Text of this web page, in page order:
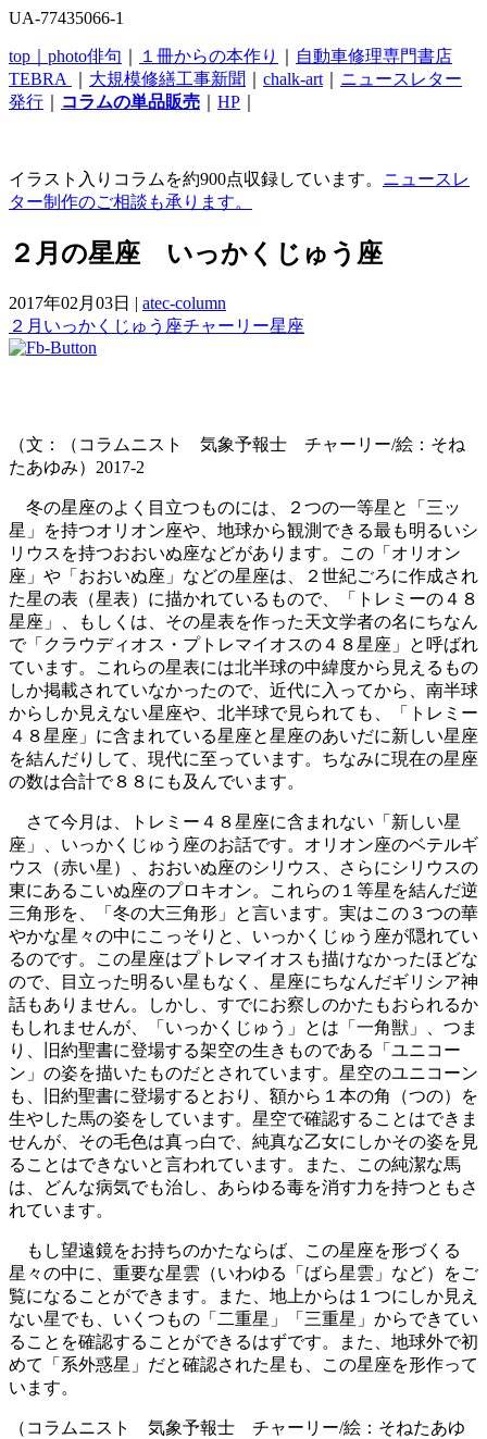
UA-77435066-1
top｜ photo俳句 １冊からの本作り
自動車修理専門書店
TEBRA
大規模修繕工事新聞 chalk-art
ニュースレター
発行
コラムの単品販売 HP
イラスト入りコラムを約900点収録しています。 ニュースレ
ター制作のご相談も承ります。
２月の星座 いっかくじゅう座
2017年02月03日 | atec-column
２月 いっかくじゅう座チャーリー星座
（文：（コラムニスト 気象予報士 チャーリー/絵：そね
たあゆみ）2017-2
冬の星座のよく目立つものには、２つの一等星と「三ッ
星」を持つオリオン座や、地球から観測できる最も明るいシ
リウスを持つおおいぬ座などがあります。この「オリオン
座」や「おおいぬ座」などの星座は、２世紀ごろに作成され
た星の表（星表）に描かれているもので、「トレミーの４８
星座」、もしくは、その星表を作った天文学者の名にちなん
で「クラウディオス・プトレマイオスの４８星座」と呼ばれ
ています。これらの星表には北半球の中緯度から見えるもの
しか掲載されていなかったので、近代に入ってから、南半球
からしか見えない星座や、北半球で見られても、「トレミー
４８星座」に含まれている星座と星座のあいだに新しい星座
を結んだりして、現代に至っています。ちなみに現在の星座
の数は合計で８８にも及んでいます。
さて今月は、トレミー４８星座に含まれない「新しい星
座」、いっかくじゅう座のお話です。オリオン座のベテルギ
ウス（赤い星）、おおいぬ座のシリウス、さらにシリウスの
東にあるこいぬ座のプロキオン。これらの１等星を結んだ逆
三角形を、「冬の大三角形」と言います。実はこの３つの華
やかな星々の中にこっそりと、いっかくじゅう座が隠れてい
るのです。この星座はプトレマイオスも描けなかったほどな
ので、目立った明るい星もなく、星座にちなんだギリシア神
話もありません。しかし、すでにお察しのかたもおられるか
もしれませんが、「いっかくじゅう」とは「一角獣」、つま
り、旧約聖書に登場する架空の生きものである「ユニコー
ン」の姿を描いたものだとされています。星空のユニコーン
も、旧約聖書に登場するとおり、額から１本の角（つの）を
生やした馬の姿をしています。星空で確認することはできま
せんが、その毛色は真っ白で、純真な乙女にしかその姿を見
ることはできないと言われています。また、この純潔な馬
は、どんな病気でも治し、あらゆる毒を消す力を持つともさ
れています。
もし望遠鏡をお持ちのかたならば、この星座を形づくる
星々の中に、重要な星雲（いわゆる「ばら星雲」など）をご
覧になることができます。また、地上からは１つにしか見え
ない星でも、いくつもの「二重星」「三重星」からできてい
ることを確認することができるはずです。また、地球外で初
めて「系外惑星」だと確認された星も、この星座を形作って
います。
（コラムニスト 気象予報士 チャーリー/絵：そねたあゆ